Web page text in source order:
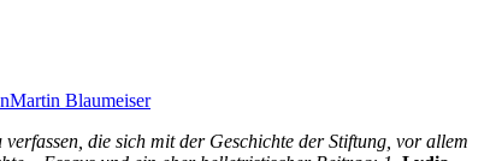
Martin Blaumeiser
die sich mit der Geschichte der Stiftung, vor allem